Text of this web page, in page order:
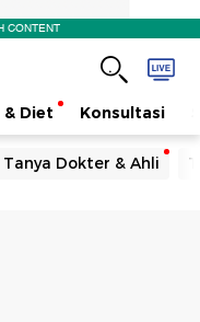
CONTENT
& Diet Konsultasi
Tanya Dokter & Ahli